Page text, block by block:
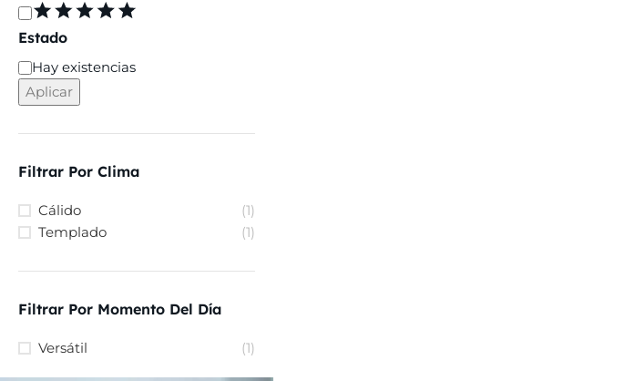
Estado
Hay existencias
Aplicar
Filtrar Por Clima
Cálido
(1)
Templado
(1)
Filtrar Por Momento Del Día
Versátil (1)